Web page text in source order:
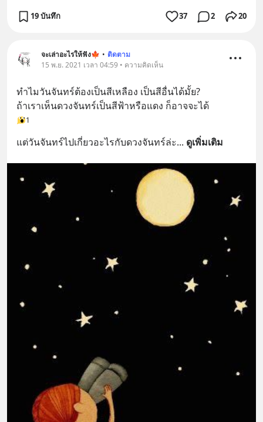
19 บันทึก 37 2 20
จะเล่าอะไรให้ฟัง🍁 • ติดตาม
15 พ.ย. 2021 เวลา 04:59 • ความคิดเห็น
ทำไมวันจันทร์ต้องเป็นสีเหลือง เป็นสีอื่นได้มั้ย?
ถ้าเราเห็นดวงจันทร์เป็นสีฟ้าหรือแดง ก็อาจจะได้
1
แต่วันจันทร์ไปเกี่ยวอะไรกับดวงจันทร์ล่ะ... ดูเพิ่มเติม